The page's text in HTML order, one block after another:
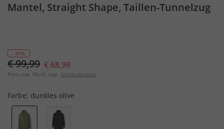
Mantel, Straight Shape, Taillen-Tunnelzug
- 31%
€ 99,99 € 68,99
Preis inkl. MwSt. zzgl. Versandkosten
Farbe: dunkles olive